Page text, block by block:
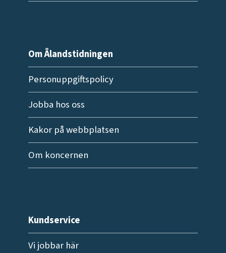
Om Ålandstidningen
Personuppgiftspolicy
Jobba hos oss
Kakor på webbplatsen
Om koncernen
Kundservice
Vi jobbar här